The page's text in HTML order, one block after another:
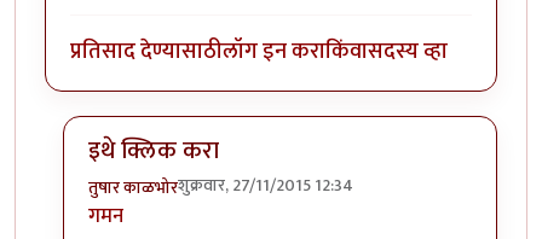
प्रतिसाद देण्यासाठीलॉग इन कराकिंवासदस्य व्हा
इथे क्लिक करा
तुषार काळभोरशुक्रवार, 27/11/2015 12:34
In reply to
गमन